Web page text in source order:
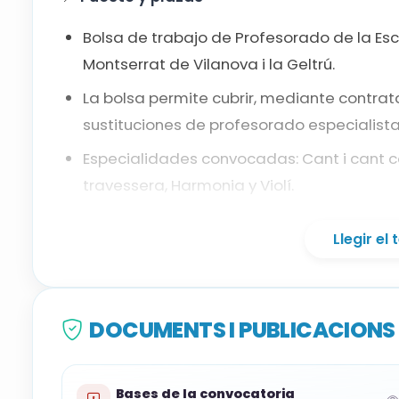
Contrabaix
Flauta travessera
Llenguatge musical
Violí
Bolsa de trabajo de Profesorado de la
Montserrat de Vilanova i la Geltrú.
La bolsa permite cubrir, mediante
sustituciones de profesorado
Especialidades convocadas: Cant i cant
travessera, Harmonia y Violí.
Catalán: certificado de suficiencia C1 o
prueba correspondiente.
Llegir el
DOCUMENTS I
Bases de la convocatoria